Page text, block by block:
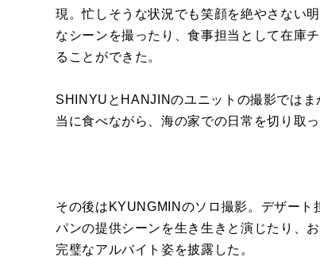
現。忙しそうな状況でも笑顔を絶やさない
なシーンを撮ったり、食事担当として在庫
ることができた。
SHINYUとHANJINのユニットの撮影ではま
当に食べながら、海の家での日常を切り取
その後はKYUNGMINのソロ 撮影。デザート
パンの提供シーンを生き生きと演じたり、
完璧なアルバイト姿を披露した。